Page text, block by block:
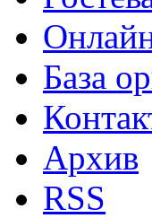
База
Архив
RSS